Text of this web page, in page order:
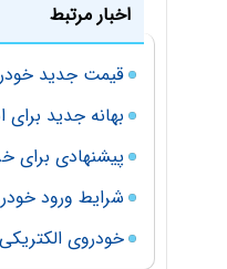
اخبار مرتبط
قیمت جدید خودرو
بهانه جدید برای
پیشنهادی برای
شرایط ورود
خودروی